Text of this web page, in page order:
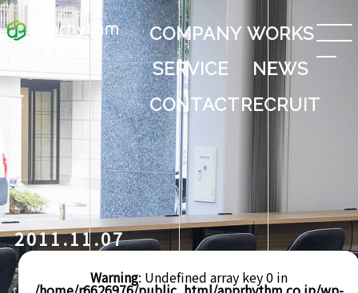
COMPANY WORKS
SERVICE
NEWS
CONTACTRECRUIT
2011.11.07
Warning: Undefined array key 0 in